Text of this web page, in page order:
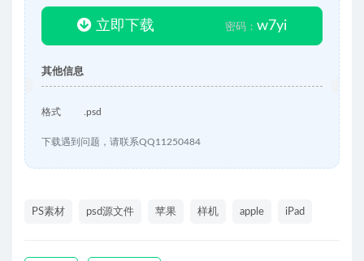
立即下载 密码： w7yi
其他信息
格式 .psd
下载遇到问题，请联系QQ11250484
PS素材 psd源文件 苹果 样机 apple iPad